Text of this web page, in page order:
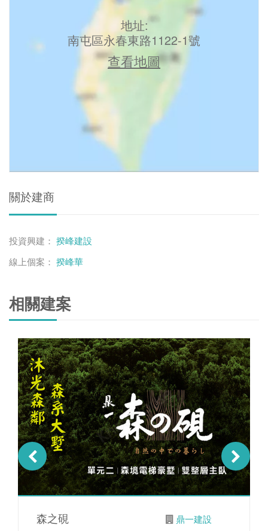
地址:
南屯區永春東路1122-1號
查看地圖
關於建商
投資興建： 揆峰建設
線上個案： 揆峰華
相關建案
森之硯
鼎一建設